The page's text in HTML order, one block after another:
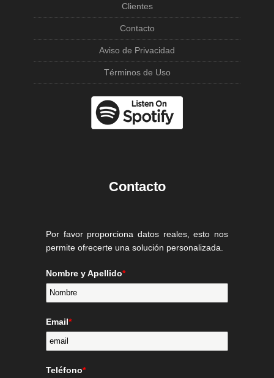
Clientes
Contacto
Aviso de Privacidad
Términos de Uso
Contacto
Por favor proporciona datos reales, esto nos
permite ofrecerte una solución personalizada.
Nombre y Apellido*
Email*
Teléfono*